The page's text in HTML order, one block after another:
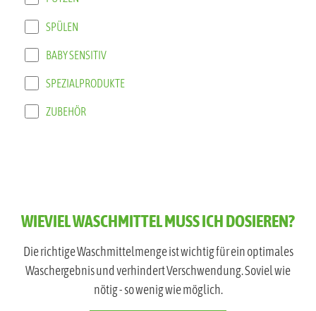
SPÜLEN
BABY SENSITIV
SPEZIALPRODUKTE
ZUBEHÖR
WIEVIEL WASCHMITTEL MUSS ICH DOSIEREN?
Die richtige Waschmittelmenge ist wichtig für ein optimales
Waschergebnis und verhindert Verschwendung. Soviel wie
nötig - so wenig wie möglich.